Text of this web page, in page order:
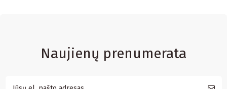
Naujienų prenumerata